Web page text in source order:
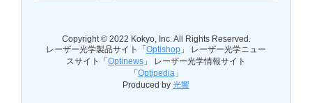
Copyright © 2022 Kokyo, Inc. All Rights Reserved.
レーザー光学製品サイト「 Optishop 」 レーザー光学ニュー
スサイト「 Optinews 」 レーザー光学情報サイト
「 Optipedia」
Produced by 光響